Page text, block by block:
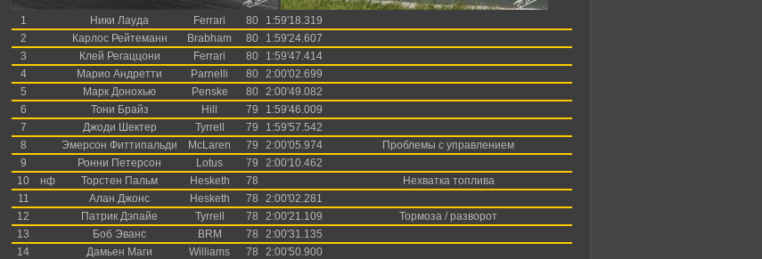
1 Ники Лауда Ferrari 80
1:59'18.319
2
Карлос Рейтеманн Brabham 80
1:59'24.607
3
Клей Регаццони Ferrari 80
1:59'47.414
4
Марио Андретти Parnelli 80
2:00'02.699
5
Марк Донохью Penske 80
2:00'49.082
6
Тони Брайз Hill 79
1:59'46.009
7
Джоди Шектер Tyrrell 79
1:59'57.542
8
Эмерсон Фиттипальди McLaren 79 2:00'05.974
Проблемы с управлением
9
Ронни Петерсон Lotus 79
2:00'10.462
10
нф Торстен Пальм Hesketh 78
Нехватка топлива
11
Алан Джонс Hesketh 78
2:00'02.281
12
Патрик Дэпайе Tyrrell 78 2:00'21.109
Тормоза / разворот
13
Боб Эванс BRM 78
2:00'31.135
14
Дамьен Маги Williams 78
2:00'50.900